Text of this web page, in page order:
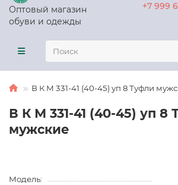
Оптовый магазин
обуви и одежды
+7 999
В К М 331-41 (40-45) уп 8 Туфли
В К М 331-41 (40-45) уп 8
мужские
Модель: